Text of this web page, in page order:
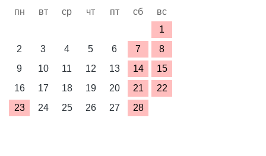
пн вт ср чт пт сб
вс
1
2
3 4 5 6 7
8
9
10 11 12 13 14
15
16
17 18 19 20 21
22
23
24 25 26 27 28